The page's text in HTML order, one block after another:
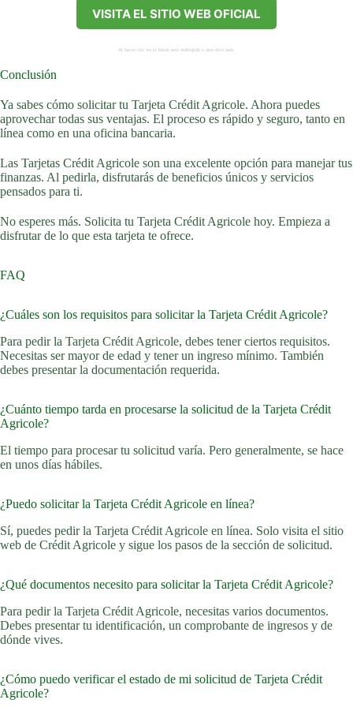
VISITA EL SITIO WEB OFICIAL
Al hacer clic en el botón será redirigido a otro sitio web.
Conclusión
Ya sabes cómo solicitar tu Tarjeta Crédit Agricole. Ahora puedes
aprovechar todas sus ventajas. El proceso es rápido y seguro, tanto en
línea como en una oficina bancaria.
Las Tarjetas Crédit Agricole son una excelente opción para manejar tus
finanzas. Al pedirla, disfrutarás de beneficios únicos y servicios
pensados para ti.
No esperes más. Solicita tu Tarjeta Crédit Agricole hoy. Empieza a
disfrutar de lo que esta tarjeta te ofrece.
FAQ
¿Cuáles son los requisitos para solicitar la Tarjeta Crédit Agricole?
Para pedir la Tarjeta Crédit Agricole, debes tener ciertos requisitos.
Necesitas ser mayor de edad y tener un ingreso mínimo. También
debes presentar la documentación requerida.
¿Cuánto tiempo tarda en procesarse la solicitud de la Tarjeta Crédit
Agricole?
El tiempo para procesar tu solicitud varía. Pero generalmente, se hace
en unos días hábiles.
¿Puedo solicitar la Tarjeta Crédit Agricole en línea?
Sí, puedes pedir la Tarjeta Crédit Agricole en línea. Solo visita el sitio
web de Crédit Agricole y sigue los pasos de la sección de solicitud.
¿Qué documentos necesito para solicitar la Tarjeta Crédit Agricole?
Para pedir la Tarjeta Crédit Agricole, necesitas varios documentos.
Debes presentar tu identificación, un comprobante de ingresos y de
dónde vives.
¿Cómo puedo verificar el estado de mi solicitud de Tarjeta Crédit
Agricole?